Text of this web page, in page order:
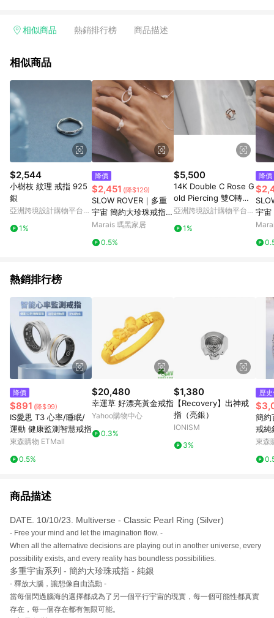
APP下單，將不符合贈點資格。 3. 點數將於出貨後60天前後發
相似商品 熱銷排行榜 商品描述
相似商品
$2,544
小樹枝 紋理 戒指 925
銀
亞洲跨境設計購物平台
1%
降價
$2,451 (降$129)
SLOW ROVER｜多重
宇宙 簡約大珍珠戒指-
純銀 - #12
Marais 瑪黑家居
0.5%
$5,500
14K Double C Rose G
old Piercing 雙C轉珠
耳環(單個)
亞洲跨境設計購物平台
1%
降價
宇宙
純
熱銷排行榜
降價
$891 (降$99)
IS愛思 T3 心率/睡眠/
運動 健康監測智慧戒指
東森購物 ETMall
0.5%
$20,480
幸運草 好漂亮黃金戒指
Yahoo購物中心
0.3%
$1,380
【Recovery】出神戒
指（亮銀）
IONISM
3%
歷
簡約
戒純
小排
東森
商品描述
DATE. 10/10/23. Multiverse - Classic Pearl Ring (Silver)
- Free your mind and let the imagination flow. -
When all the alternative decisions are playing out in another universe, every
possibility exists, and every reality has boundless possibilities.
多重宇宙系列 - 簡約大珍珠戒指 - 純銀
- 釋放大腦，讓想像自由流動 -
當每個閃過腦海的選擇都成為了另一個平行宇宙的現實，每一個可能性都真實
存在，每一個存在都有無限可能。